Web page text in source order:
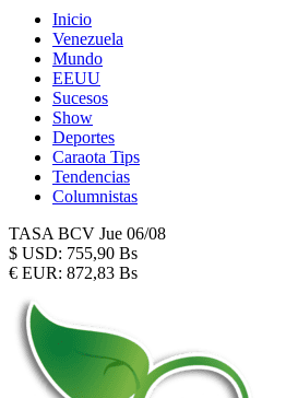
Inicio
Venezuela
Mundo
EEUU
Sucesos
Show
Deportes
Caraota Tips
Tendencias
Columnistas
TASA BCV Jue 06/08
$ USD: 755,90 Bs
€ EUR: 872,83 Bs